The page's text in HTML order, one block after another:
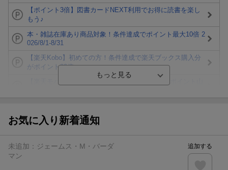
【ポイント3倍】図書カードNEXT利用でお得に読書を楽し
もう♪
本・雑誌在庫あり商品対象！条件達成でポイント最大10倍 2
026/8/1-8/31
【楽天Kobo】初めての方！条件達成で楽天ブックス購入分
がポイント20倍
ト山分け
エントリー＆3,000円以上購入で無料データSIM（3GB/月プ
お気に入り新着通知
未追加： ジェームス・M・バーダ
マン
追加する